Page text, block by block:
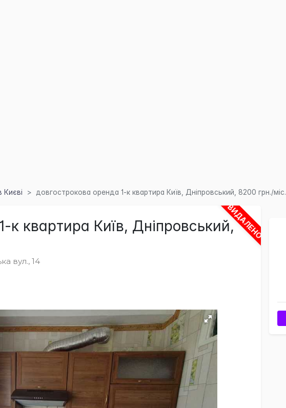
довгострокова оренда 1-к квартира Київ, Дніпровський, 8200 грн./міс.
ВИДАЛЕНО
к квартира Київ, Дніпровський,
вул., 14